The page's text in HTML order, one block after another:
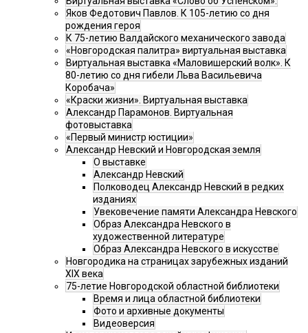
Яков Федотович Павлов. К 105-летию со дня
рождения героя
К 75-летию Валдайского механического завода
«Новгородская палитра» виртуальная выставка
Виртуальная выставка «Маловишерский волк». К
80-летию со дня гибели Льва Васильевича
Коробача»
«Краски жизни». Виртуальная выставка
Александр Парамонов. Виртуальная
фотовыставка
«Первый министр юстиции»
Александр Невский и Новгородская земля
О выставке
Александр Невский
Полководец Александр Невский в редких
изданиях
Увековечение памяти Александра Невского
Образ Александра Невского в
художественной литературе
Образ Александра Невского в искусстве
Новгородика на страницах зарубежных изданий
XIX века
75-летие Новгородской областной библиотеки
Время и лица областной библиотеки
Фото и архивные документы
Видеоверсия